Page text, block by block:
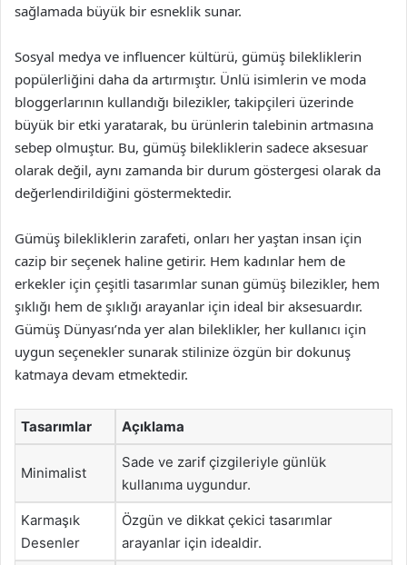
sağlamada büyük bir esneklik sunar.
Sosyal medya ve influencer kültürü, gümüş bilekliklerin
popülerliğini daha da artırmıştır. Ünlü isimlerin ve moda
bloggerlarının kullandığı bilezikler, takipçileri üzerinde
büyük bir etki yaratarak, bu ürünlerin talebinin artmasına
sebep olmuştur. Bu, gümüş bilekliklerin sadece aksesuar
olarak değil, aynı zamanda bir durum göstergesi olarak da
değerlendirildiğini göstermektedir.
Gümüş bilekliklerin zarafeti, onları her yaştan insan için
cazip bir seçenek haline getirir. Hem kadınlar hem de
erkekler için çeşitli tasarımlar sunan gümüş bilezikler, hem
şıklığı hem de şıklığı arayanlar için ideal bir aksesuardır.
Gümüş Dünyası’nda yer alan bileklikler, her kullanıcı için
uygun seçenekler sunarak stilinize özgün bir dokunuş
katmaya devam etmektedir.
Tasarımlar Açıklama
Minimalist
Sade ve zarif çizgileriyle günlük
kullanıma uygundur.
Karmaşık
Desenler
Özgün ve dikkat çekici tasarımlar
arayanlar için idealdir.